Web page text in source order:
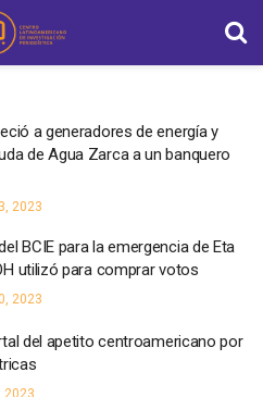
a generadores de energía y
de Agua Zarca a un banquero
2023
BCIE para la emergencia de Eta
utilizó para comprar votos
2023
del apetito centroamericano por
2023